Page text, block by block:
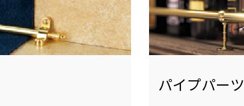
パイプパーツ